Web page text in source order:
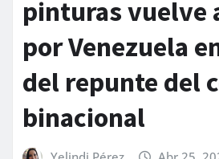
pinturas vuelve
por Venezuela
del repunte del
binacional